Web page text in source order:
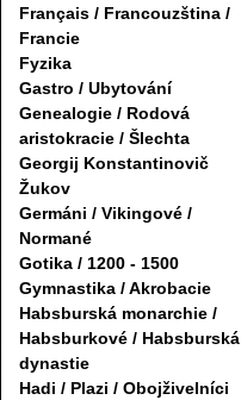
Français / Francouzština /
Francie
Fyzika
Gastro / Ubytování
Genealogie / Rodová
aristokracie / Šlechta
Georgij Konstantinovič
Žukov
Germáni / Vikingové /
Normané
Gotika / 1200 - 1500
Gymnastika / Akrobacie
Habsburská monarchie /
Habsburkové / Habsburská
dynastie
Hadi / Plazi / Obojživelníci